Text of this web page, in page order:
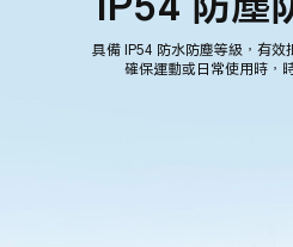
具備 IP54 防水防塵等級，有效
確保運動或日常使用時，